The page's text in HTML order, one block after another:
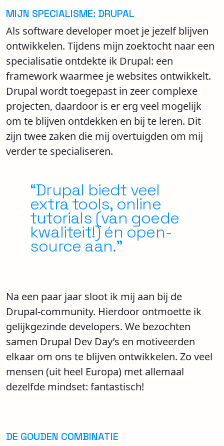
MIJN SPECIALISME: DRUPAL
Als software developer moet je jezelf blijven
ontwikkelen. Tijdens mijn zoektocht naar een
specialisatie ontdekte ik Drupal: een
framework waarmee je websites ontwikkelt.
Drupal wordt toegepast in zeer complexe
projecten, daardoor is er erg veel mogelijk
om te blijven ontdekken en bij te leren. Dit
zijn twee zaken die mij overtuigden om mij
verder te specialiseren.
“Drupal biedt veel
extra tools, online
tutorials (van goede
kwaliteit!) én open-
source aan.”
Na een paar jaar sloot ik mij aan bij de
Drupal-community. Hierdoor ontmoette ik
gelijkgezinde developers. We bezochten
samen Drupal Dev Day’s en motiveerden
elkaar om ons te blijven ontwikkelen. Zo veel
mensen (uit heel Europa) met allemaal
dezelfde mindset: fantastisch!
DE GOUDEN COMBINATIE